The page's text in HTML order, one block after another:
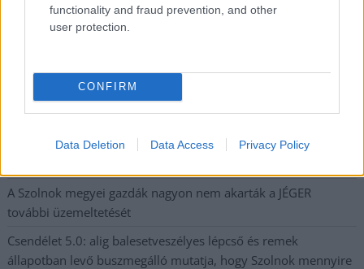
functionality and fraud prevention, and other
user protection.
CONFIRM
Data Deletion Data Access Privacy Policy
A SZOL24 legfrissebb 24 cikke
A Tisza kormány minisztere újabb nagy változásokról döntött
a közoktatásban – például az iskolaigazgatók visszakapják
munkáltatói jogaikat
Sok volt az igazolatlan hiányzás, Pócs János fizetéslevonást
A Szolnok megyei gazdák nagyon nem akarták a JÉGER
további üzemeltetését
Csendélet 5.0: alig balesetveszélyes lépcső és remek
állapotban levő buszmegálló mutatja, hogy Szolnok mennyire